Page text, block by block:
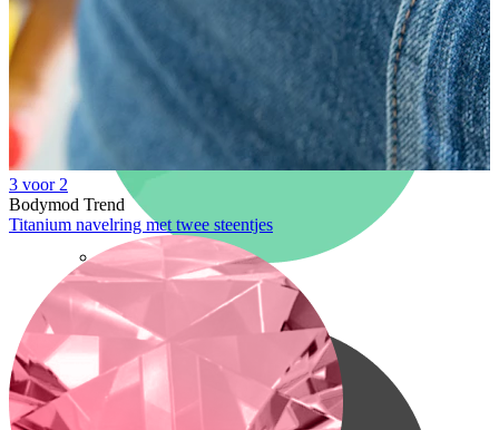
3 voor 2
Bodymod Trend
Titanium navelring met twee steentjes